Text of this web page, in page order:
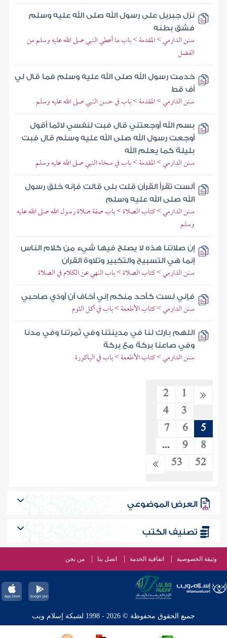
نزل جبريل على رسول الله صلى الله عليه وسلم
فشق بطنه
سنن الدارمي > المقدمة > باب ما أعطي النبي صلى الله عليه وسلم من
الفضل
خدمت رسول الله صلى الله عليه وسلم فما قال لي
أف قط
سنن الدارمي > المقدمة > باب في حسن النبي صلى الله عليه وسلم
بسم الله أوجعتني قال فبت لنفسي لائما أقول
أوجعت رسول الله صلى الله عليه وسلم قال فبت
بليلة كما يعلم الله
سنن الدارمي > المقدمة > باب في سخاء النبي صلى الله عليه وسلم
ألست تقرأ القرآن قلت بلى قالت فإنه خلق رسول
الله صلى الله عليه وسلم
سنن الدارمي > كتاب الصلاة > باب صفة صلاة رسول الله صلى الله عليه
وسلم
إن صلاتنا هذه لا يصلح فيها شيء من كلام الناس
إنما هي التسبيح والتكبير وتلاوة القرآن
سنن الدارمي > كتاب الصلاة > باب النهي عن الكلام في الصلاة
فإني لست كأحد منكم إني أخاف أن أوذي صاحبي
سنن الدارمي > كتاب الأطعمة > باب في أكل الثوم
اللهم بارك لنا في مدينتنا وفي ثمرتنا وفي مدنا
وفي صاعنا بركة مع بركة
سنن الدارمي > كتاب الأطعمة > باب في الباكورة
1
2
3
4
5
6
7
8
9
...
52
53
العرض الموضوعي
تصنيف الكتب
وثيقة الخصوصية اتفاقية الخدمة اتصل بنا من نحن
جميع الحقوق محفوظة © 2026 - 1998 لشبكة إسلام ويب